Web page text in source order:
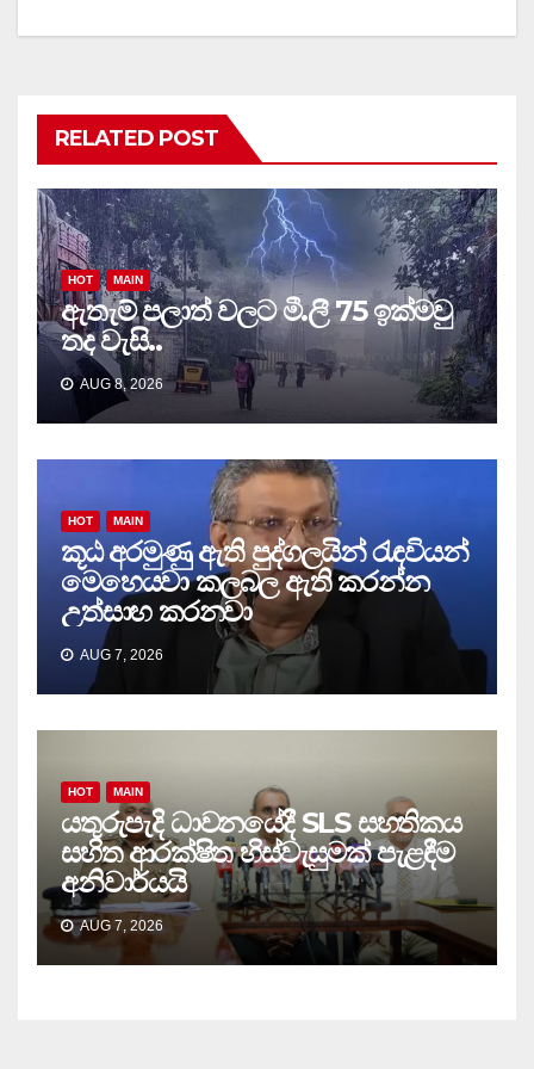
RELATED POST
HOT MAIN
ඇතැම් පලාත් වලට මී.ලී 75 ඉක්මවු
තද වැසි..
AUG 8, 2026
HOT MAIN
කූඨ අරමුණු ඇති පුද්ගලයින් රැඳවියන්
මෙහෙයවා කලබල ඇති කරන්න
උත්සාහ කරනවා
AUG 7, 2026
HOT MAIN
යතුරුපැදි ධාවනයේදී SLS සහතිකය
සහිත ආරක්ෂිත හිස්වැසුමක් පැළඳීම
අනිවාර්යයි
AUG 7, 2026